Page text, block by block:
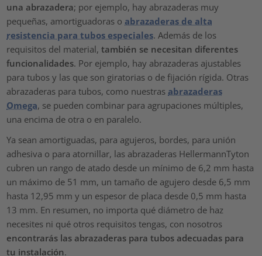
una abrazadera; por ejemplo, hay abrazaderas muy
pequeñas, amortiguadoras o abrazaderas de alta
resistencia para tubos especiales. Además de los
requisitos del material,también se necesitan diferentes
funcionalidades. Por ejemplo, hay abrazaderas ajustables
para tubos y las que son giratorias o de fijación rígida. Otras
abrazaderas para tubos, como nuestras abrazaderas
Omega, se pueden combinar para agrupaciones múltiples,
una encima de otra o en paralelo.
Ya sean amortiguadas, para agujeros, bordes, para unión
adhesiva o para atornillar, las abrazaderas HellermannTyton
cubren un rango de atado desde un mínimo de 6,2 mm hasta
un máximo de 51 mm, un tamaño de agujero desde 6,5 mm
hasta 12,95 mm y un espesor de placa desde 0,5 mm hasta
13 mm. En resumen, no importa qué diámetro de haz
necesites ni qué otros requisitos tengas, con nosotros
encontrarás las abrazaderas para tubos adecuadas para
tu instalación.